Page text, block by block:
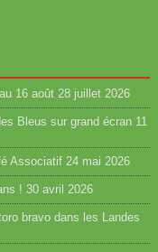
16 août 28 juillet 2026
Bleus sur grand écran 11
Associatif 24 mai 2026
! 30 avril 2026
bravo dans les Landes